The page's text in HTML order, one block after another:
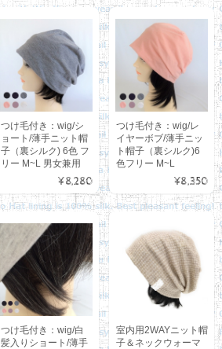
つけ毛付き：wig/シ
ョート/薄手ニット帽
子（裏シルク) 6色 フ
リー M~L 男女兼用
¥8,280
つけ毛付き：wig/レ
イヤーボブ/薄手ニッ
ト帽子（裏シルク)6
色フリー M~L
¥8,350
つけ毛付き：wig/白
髪入りショート/薄手
室内用2WAYニット帽
子＆ネックウォーマ